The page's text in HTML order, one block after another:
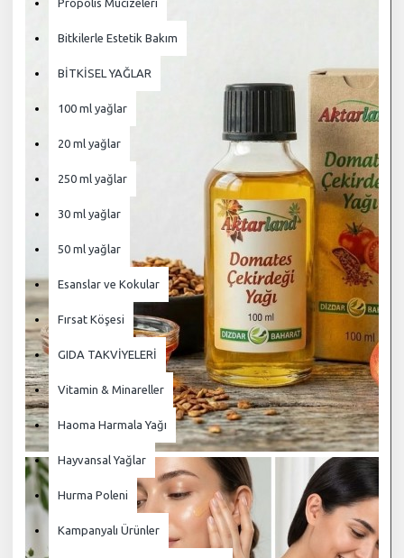
Propolis Mucizeleri
Bitkilerle Estetik Bakım
BİTKİSEL YAĞLAR
100 ml yağlar
20 ml yağlar
250 ml yağlar
30 ml yağlar
50 ml yağlar
Esanslar ve Kokular
Fırsat Köşesi
GIDA TAKVİYELERİ
Vitamin & Minareller
Haoma Harmala Yağı
Hayvansal Yağlar
Hurma Poleni
Kampanyalı Ürünler